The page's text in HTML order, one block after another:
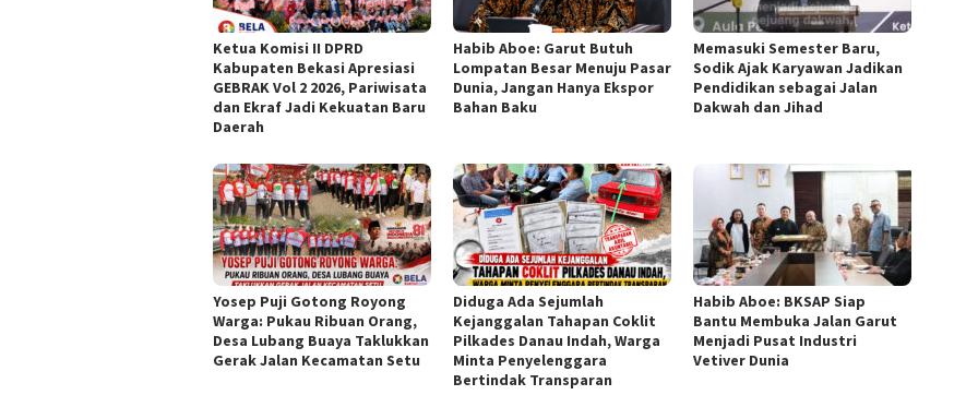
Ketua Komisi II DPRD
Kabupaten Bekasi Apresiasi
GEBRAK Vol 2 2026, Pariwisata
dan Ekraf Jadi Kekuatan Baru
Daerah
Habib Aboe: Garut Butuh
Lompatan Besar Menuju Pasar
Dunia, Jangan Hanya Ekspor
Bahan Baku
Memasuki Semester Baru,
Sodik Ajak Karyawan Jadikan
Pendidikan sebagai Jalan
Dakwah dan Jihad
Yosep Puji Gotong Royong
Warga: Pukau Ribuan Orang,
Desa Lubang Buaya Taklukkan
Gerak Jalan Kecamatan Setu
Diduga Ada Sejumlah
Kejanggalan Tahapan Coklit
Pilkades Danau Indah, Warga
Minta Penyelenggara
Bertindak Transparan
Habib Aboe: BKSAP Siap
Bantu Membuka Jalan Garut
Menjadi Pusat Industri
Vetiver Dunia